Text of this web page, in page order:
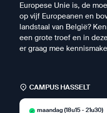
Europese Unie is, de
op vijf Europeanen en
landstaal van België?
een grote troef en in
er graag mee
CAMPUS HASSELT
maandag (18u15 - 21u30)